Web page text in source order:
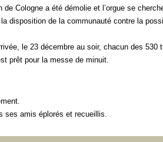
Cologne a été démolie et l’orgue se
disposition de la communauté contre la
le 23 décembre au soir, chacun des 530
prêt pour la messe de minuit.
ses amis éplorés et recueillis.